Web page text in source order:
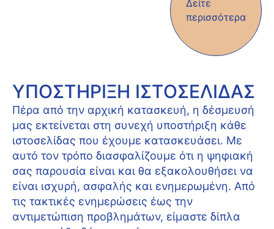
Δείτε
περισσότερα
ΥΠΟΣΤΉΡΙΞΗ ΙΣΤΟΣΕΛΊΔΑΣ
Πέρα από την αρχική κατασκευή, η δέσμευσή
μας εκτείνεται στη συνεχή υποστήριξη κάθε
ιστοσελίδας που έχουμε κατασκευάσει. Με
αυτό τον τρόπο διασφαλίζουμε ότι η ψηφιακή
σας παρουσία είναι και θα εξακολουθήσει να
είναι ισχυρή, ασφαλής και ενημερωμένη. Από
τις τακτικές ενημερώσεις έως την
αντιμετώπιση προβλημάτων, είμαστε δίπλα